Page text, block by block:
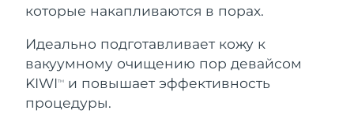
которые накапливаются в порах.
Идеально подготавливает кожу к
вакуумному очищению пор девайсом
KIWITM
и повышает эффективность
процедуры.